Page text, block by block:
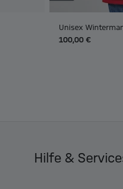
Unisex
100,00 €
Hilfe &